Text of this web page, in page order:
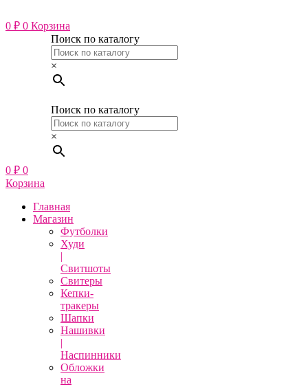
к
содержимому
0 ₽ 0 Корзина
Поиск по каталогу
×
Поиск по каталогу
×
0 ₽ 0
Корзина
Главная
Магазин
Футболки
Худи
|
Свитшоты
Свитеры
Кепки-
тракеры
Шапки
Нашивки
|
Наспинники
Обложки
на